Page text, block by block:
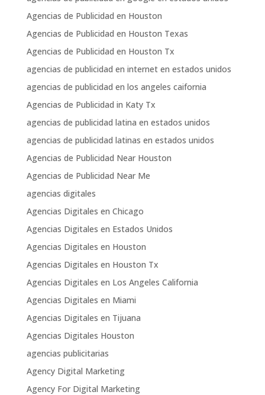
Agencias de Publicidad en Houston
Agencias de Publicidad en Houston Texas
Agencias de Publicidad en Houston Tx
agencias de publicidad en internet en estados unidos
agencias de publicidad en los angeles caifornia
Agencias de Publicidad in Katy Tx
agencias de publicidad latina en estados unidos
agencias de publicidad latinas en estados unidos
Agencias de Publicidad Near Houston
Agencias de Publicidad Near Me
agencias digitales
Agencias Digitales en Chicago
Agencias Digitales en Estados Unidos
Agencias Digitales en Houston
Agencias Digitales en Houston Tx
Agencias Digitales en Los Angeles California
Agencias Digitales en Miami
Agencias Digitales en Tijuana
Agencias Digitales Houston
agencias publicitarias
Agency Digital Marketing
Agency For Digital Marketing